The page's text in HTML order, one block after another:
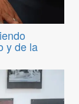
y de la